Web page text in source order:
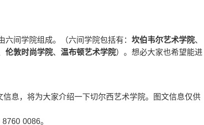
间学院组成。（六间学院包括有： 坎伯韦尔艺术学院、
伦敦时尚学院、 温布顿艺术学院）。想必大家也希望能进
息，将为大家介绍一下切尔西艺术学院。图文信息仅供
0086。